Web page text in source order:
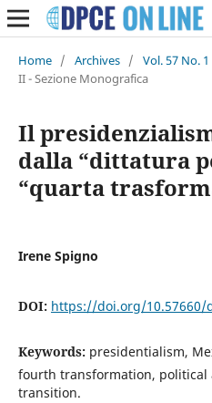
Home / Archives / Vol. 57 No.
II - Sezione Monografica
Il
dalla “dittatura
“quarta
Irene Spigno
DOI: https://doi.org/10.57660/
Keywords: presidentialism,
fourth transformation, political
transition.